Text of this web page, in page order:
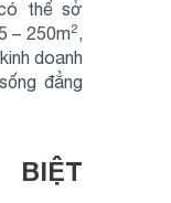
thể sở
– 250m2,
doanh
đẳng